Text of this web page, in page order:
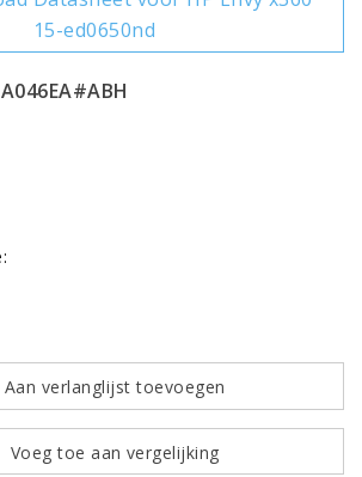
15-ed0650nd
Aan verlanglijst toevoegen
Voeg toe aan vergelijking